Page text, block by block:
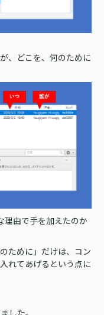
、どこを、何のために
理由で手を加えたのか
ために」だけは、コン
れてあげるという点に
した。